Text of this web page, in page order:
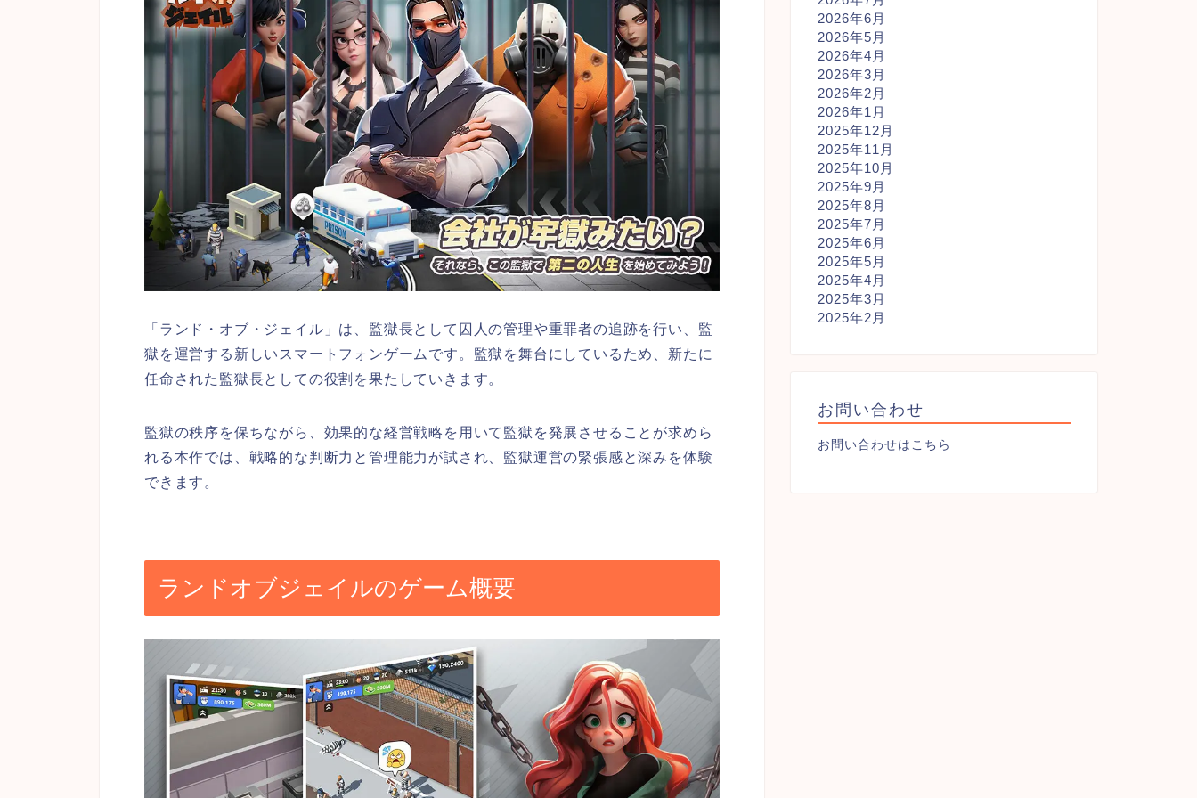
「ランド・オブ・ジェイル」は、監獄長として囚人の管理や重罪者の追跡を行い、監
獄を運営する新しいスマートフォンゲームです。監獄を舞台にしているため、新たに
任命された監獄長としての役割を果たしていきます。
監獄の秩序を保ちながら、効果的な経営戦略を用いて監獄を発展させることが求めら
れる本作では、戦略的な判断力と管理能力が試され、監獄運営の緊張感と深みを体験
できます。
ランドオブジェイルのゲーム概要
2026年6月
2026年5月
2026年4月
2026年3月
2026年2月
2026年1月
2025年12月
2025年11月
2025年10月
2025年9月
2025年8月
2025年7月
2025年6月
2025年5月
2025年4月
2025年3月
2025年2月
お問い合わせ
お問い合わせはこちら